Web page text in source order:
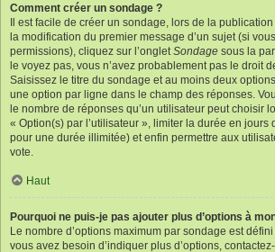
Comment créer un sondage ?
Il est facile de créer un sondage, lors de la
la modification du premier message d’un sujet (si
permissions), cliquez sur l’ongletSondage sous la
le voyez pas, vous n’avez probablement pas le droit
Saisissez le titre du sondage et au moins deux
une option par ligne dans le champ des réponses.
le nombre de réponses qu’un utilisateur peut choisir
« Option(s) par l’utilisateur », limiter la durée en jours
pour une durée illimitée) et enfin permettre aux
vote.
Haut
Pourquoi ne puis-je pas ajouter plus d’options à
Le nombre d’options maximum par sondage est
vous avez besoin d’indiquer plus d’options,